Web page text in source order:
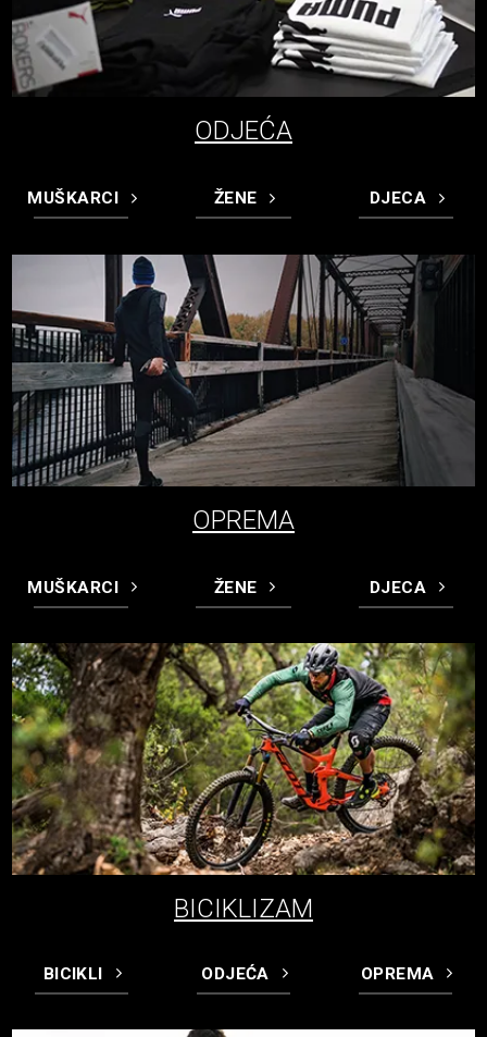
ODJEĆA
MUŠKARCI ŽENE DJECA
OPREMA
MUŠKARCI ŽENE DJECA
BICIKLIZAM
BICIKLI ODJEĆA OPREMA